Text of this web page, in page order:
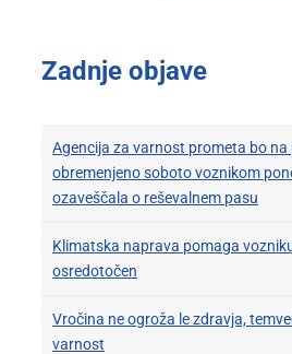
Zadnje objave
Agencija za varnost prometa bo
obremenjeno soboto voznikom
ozaveščala o reševalnem pasu
Klimatska naprava pomaga
osredotočen
Vročina ne ogroža le zdravja,
varnost